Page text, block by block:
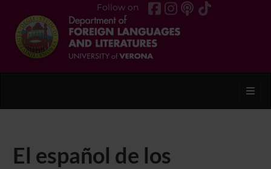
Follow on
El español de los